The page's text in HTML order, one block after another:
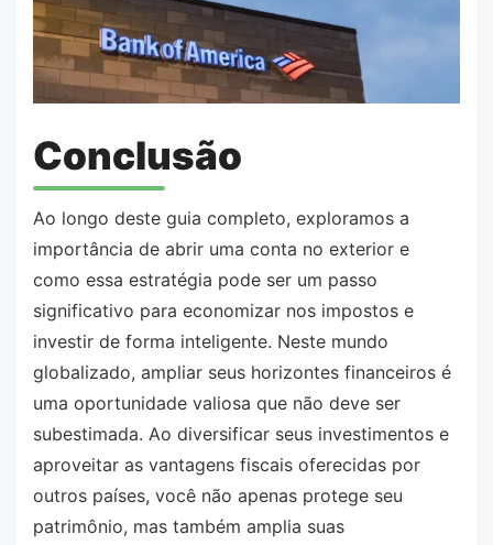
Conclusão
Ao longo deste guia completo, exploramos a
importância de abrir uma conta no exterior e
como essa estratégia pode ser um passo
significativo para economizar nos impostos e
investir de forma inteligente. Neste mundo
globalizado, ampliar seus horizontes financeiros é
uma oportunidade valiosa que não deve ser
subestimada. Ao diversificar seus investimentos e
aproveitar as vantagens fiscais oferecidas por
outros países, você não apenas protege seu
patrimônio, mas também amplia suas